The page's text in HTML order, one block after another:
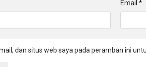
Email *
dan situs web saya pada peramban ini